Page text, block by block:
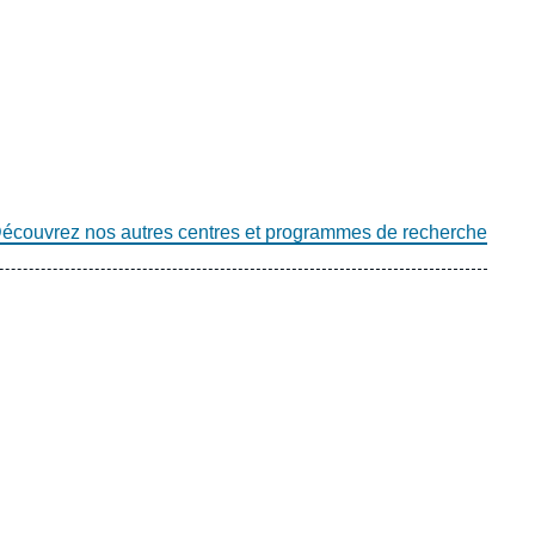
nos autres centres et programmes de recherche